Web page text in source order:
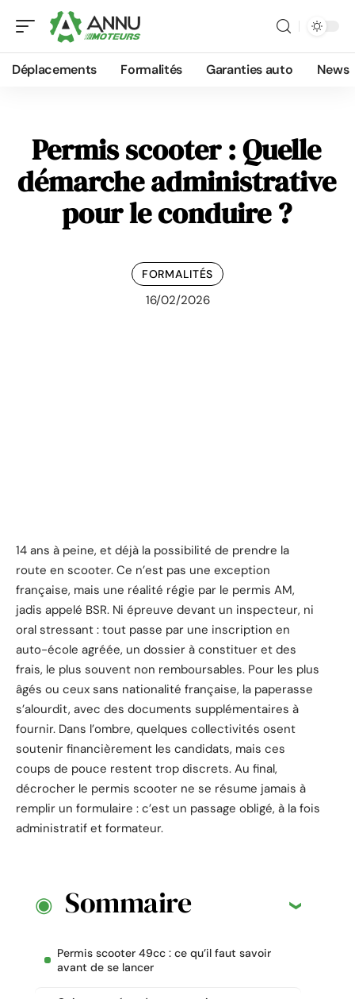
Déplacements Formalités Garanties auto News
Permis scooter : Quelle
démarche administrative
pour le conduire ?
FORMALITÉS
16/02/2026
14 ans à peine, et déjà la possibilité de prendre la
route en scooter. Ce n’est pas une exception
française, mais une réalité régie par le permis AM,
jadis appelé BSR. Ni épreuve devant un inspecteur, ni
oral stressant : tout passe par une inscription en
auto-école agréée, un dossier à constituer et des
frais, le plus souvent non remboursables. Pour les plus
âgés ou ceux sans nationalité française, la paperasse
s’alourdit, avec des documents supplémentaires à
fournir. Dans l’ombre, quelques collectivités osent
soutenir financièrement les candidats, mais ces
coups de pouce restent trop discrets. Au final,
décrocher le permis scooter ne se résume jamais à
remplir un formulaire : c’est un passage obligé, à la fois
administratif et formateur.
Sommaire
Permis scooter 49cc : ce qu’il faut savoir
avant de se lancer